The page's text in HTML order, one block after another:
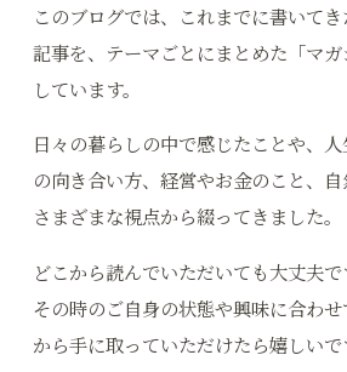
このブログでは、これまでに書いて
記事を、テーマごとにまとめた「マ
しています。
日々の暮らしの中で感じたことや、
の向き合い方、経営やお金のこと、自
さまざまな視点から綴ってきました。
どこから読んでいただいても大丈夫で
その時のご自身の状態や興味に合わ
から手に取っていただけたら嬉しいで